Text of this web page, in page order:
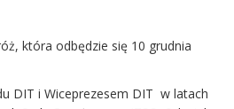
która odbędzie się 10 grudnia
DIT i Wiceprezesem DIT w latach